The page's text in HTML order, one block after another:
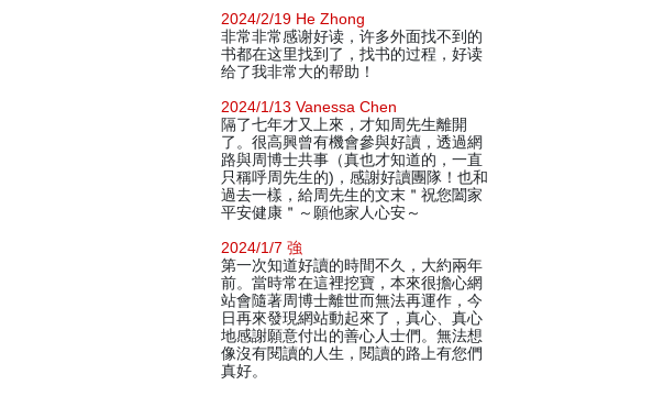
2024/2/19 He Zhong
非常非常感谢好读，许多外面找不到的
书都在这里找到了，找书的过程，好读
给了我非常大的帮助！
2024/1/13 Vanessa Chen
隔了七年才又上來，才知周先生離開
了。很高興曾有機會參與好讀，透過網
路與周博士共事（真也才知道的，一直
只稱呼周先生的)，感謝好讀團隊！也和
過去一樣，給周先生的文末＂祝您闔家
平安健康＂～願他家人心安～
2024/1/7 強
第一次知道好讀的時間不久，大約兩年
前。當時常在這裡挖寶，本來很擔心網
站會隨著周博士離世而無法再運作，今
日再來發現網站動起來了，真心、真心
地感謝願意付出的善心人士們。無法想
像沒有閱讀的人生，閱讀的路上有您們
真好。